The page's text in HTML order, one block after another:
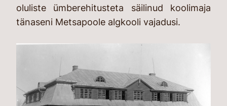
oluliste ümberehitusteta säilinud koolimaja
tänaseni Metsapoole algkooli vajadusi.